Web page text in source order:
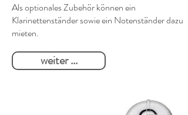
Als optionales Zubehör können ein
Klarinettenständer sowie ein Notenständer dazu
mieten.
weiter ...